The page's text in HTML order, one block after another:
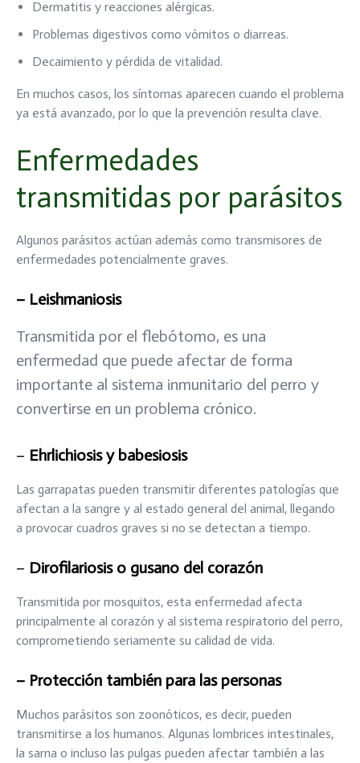
Dermatitis y reacciones alérgicas.
Problemas digestivos como vómitos o diarreas.
Decaimiento y pérdida de vitalidad.
En muchos casos, los síntomas aparecen cuando el problema
ya está avanzado, por lo que la prevención resulta clave.
Enfermedades
transmitidas por parásitos
Algunos parásitos actúan además como transmisores de
enfermedades potencialmente graves.
– Leishmaniosis
Transmitida por el flebótomo, es una
enfermedad que puede afectar de forma
importante al sistema inmunitario del perro y
convertirse en un problema crónico.
– Ehrlichiosis y babesiosis
Las garrapatas pueden transmitir diferentes patologías que
afectan a la sangre y al estado general del animal, llegando
a provocar cuadros graves si no se detectan a tiempo.
– Dirofilariosis o gusano del corazón
Transmitida por mosquitos, esta enfermedad afecta
principalmente al corazón y al sistema respiratorio del perro,
comprometiendo seriamente su calidad de vida.
– Protección también para las personas
Muchos parásitos son zoonóticos, es decir, pueden
transmitirse a los humanos. Algunas lombrices intestinales,
la sarna o incluso las pulgas pueden afectar también a las